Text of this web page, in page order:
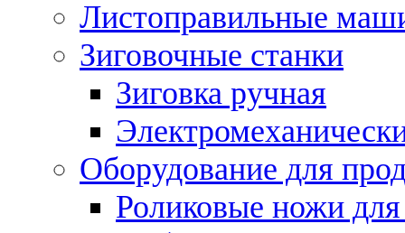
Листоправильные
Зиговочные станки
Зиговка ручная
Оборудование для
Роликовые ножи для